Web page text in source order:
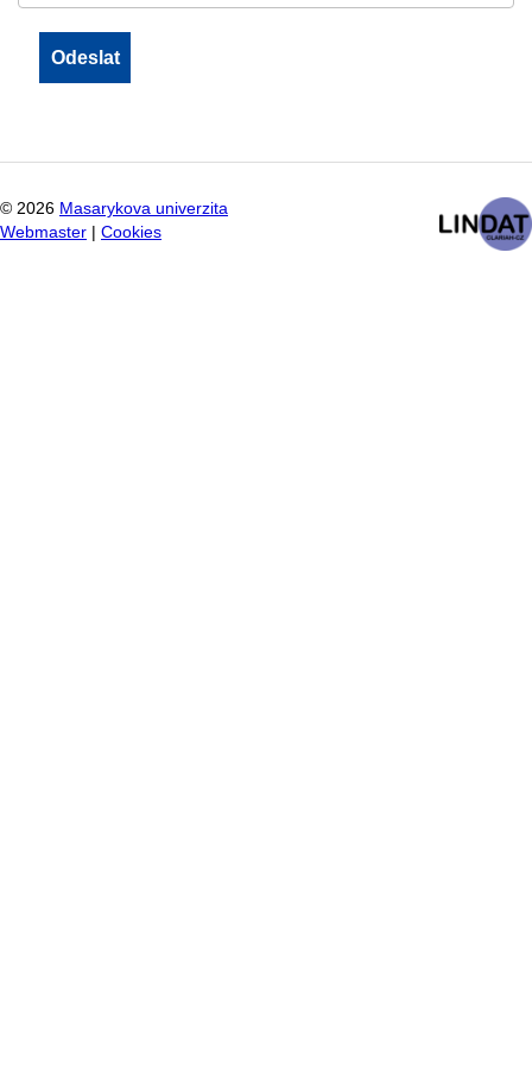
© 2026 Masarykova univerzita
Webmaster
Cookies